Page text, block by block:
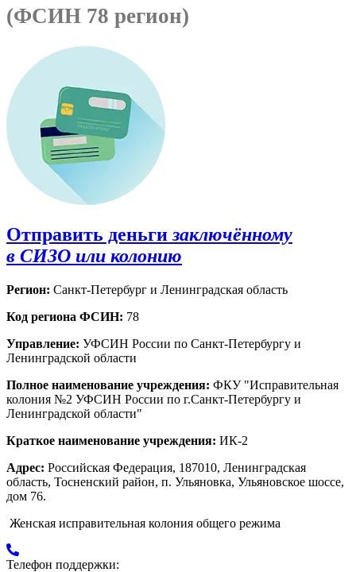
(ФСИН 78 регион)
Отправить деньги заключённому
в СИЗО или колонию
Регион: Санкт-Петербург и Ленинградская область
Код региона ФСИН: 78
Управление: УФСИН России по Санкт-Петербургу и
Ленинградской области
Полное наименование учреждения: ФКУ "Исправительная
колония №2 УФСИН России по г.Санкт-Петербургу и
Ленинградской области"
Краткое наименование учреждения: ИК-2
Адрес: Российская Федерация, 187010, Ленинградская
область, Тосненский район, п. Ульяновка, Ульяновское шоссе,
дом 76.
Женская исправительная колония общего режима
Телефон поддержки: